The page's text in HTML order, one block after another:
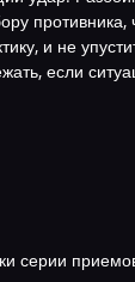
противника,
и не
если
серии